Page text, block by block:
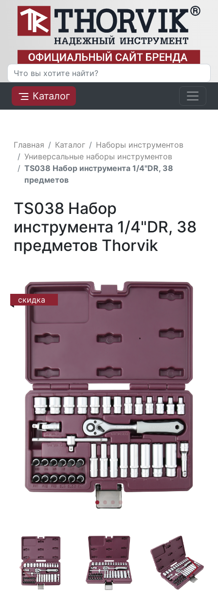
Каталог
Главная Каталог
Наборы инструментов
Универсальные наборы инструментов
TS038 Набор инструмента 1/4"DR, 38
предметов
TS038 Набор
инструмента 1/4"DR, 38
предметов Thorvik
скидка